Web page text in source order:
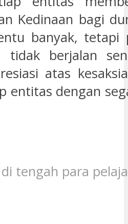
Kedinaan bagi
banyak, tetapi
tidak berjalan
atas
entitas dengan
tengah para